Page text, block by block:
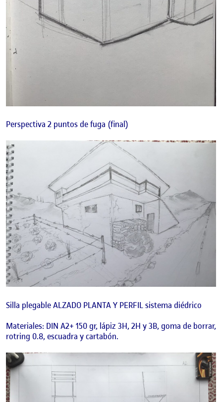
Perspectiva 2 puntos de fuga (final)
Silla plegable ALZADO PLANTA Y PERFIL sistema diédrico
Materiales: DIN A2+ 150 gr, lápiz 3H, 2H y 3B, goma de borrar,
rotring 0.8, escuadra y cartabón.